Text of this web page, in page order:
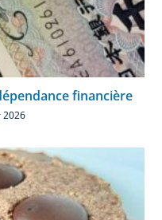
financière
2026